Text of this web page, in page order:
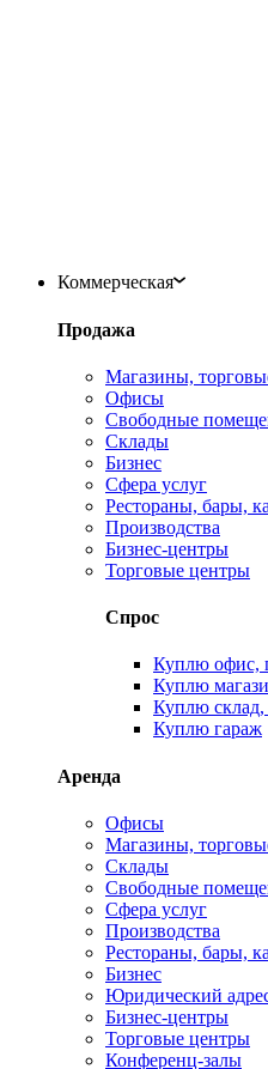
Коммерческая
Продажа
Магазины,
Офисы
Свободные
Склады
Бизнес
Сфера услуг
Рестораны, бары,
Производства
Бизнес-центры
Торговые центры
Спрос
Куплю офис,
Куплю
Куплю склад,
Куплю гараж
Аренда
Офисы
Магазины,
Склады
Свободные
Сфера услуг
Производства
Рестораны, бары,
Бизнес
Юридический
Бизнес-центры
Торговые центры
Конференц-залы